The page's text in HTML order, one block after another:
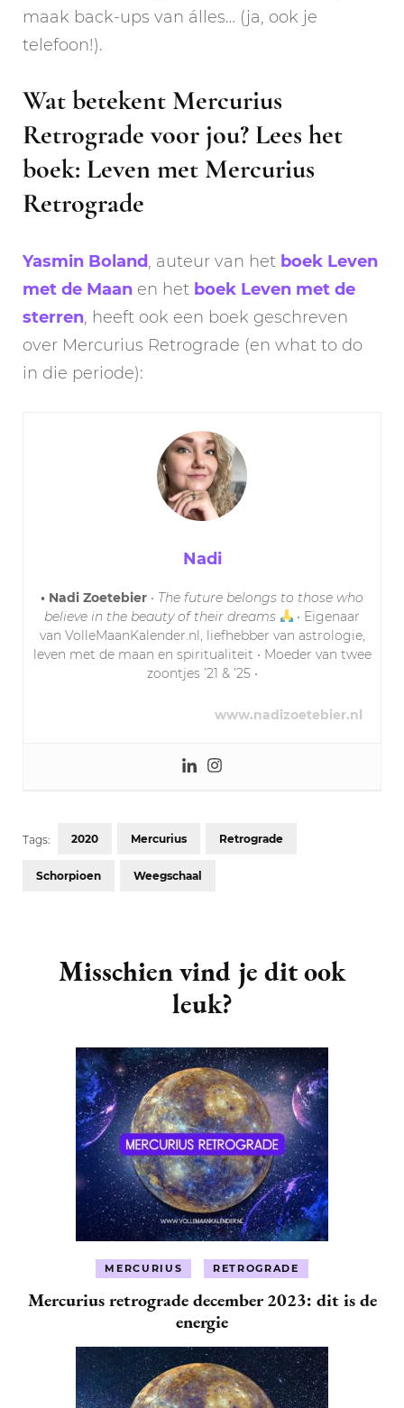
maak back-ups van álles… (ja, ook je
telefoon!).
Wat betekent Mercurius
Retrograde voor jou? Lees het
boek: Leven met Mercurius
Retrograde
Yasmin Boland, auteur van het boek Leven
met de Maan en het boek Leven met de
sterren, heeft ook een boek geschreven
over Mercurius Retrograde (en what to do
in die periode):
Nadi
• Nadi Zoetebier • The future belongs to those who
believe in the beauty of their dreams
• Eigenaar
van VolleMaanKalender.nl, liefhebber van astrologie,
leven met de maan en spiritualiteit • Moeder van twee
zoontjes ’21 & ’25 •
www.nadizoetebier.nl
Tags: 2020 Mercurius Retrograde
Schorpioen Weegschaal
Navigation
Misschien vind je dit ook
leuk?
MERCURIUS RETROGRADE
Mercurius retrograde december 2023: dit is de
energie